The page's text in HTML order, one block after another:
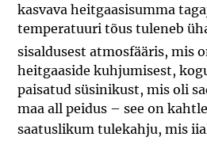
kasvava heitgaasisumma
temperatuuri tõus tuleneb
sisaldusest atmosfääris, mis
heitgaaside kuhjumisest,
paisatud süsinikust, mis oli
maa all peidus – see on
saatuslikum tulekahju, mis